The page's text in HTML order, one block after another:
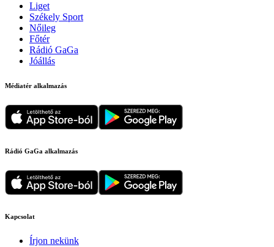
Liget
Székely Sport
Nőileg
Főtér
Rádió GaGa
Jóállás
Médiatér alkalmazás
Rádió GaGa alkalmazás
Kapcsolat
Írjon nekünk